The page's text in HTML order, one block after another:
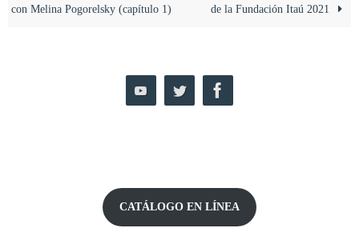
con Melina Pogorelsky (capítulo 1) de la Fundación Itaú 2021
CATÁLOGO EN LÍNEA